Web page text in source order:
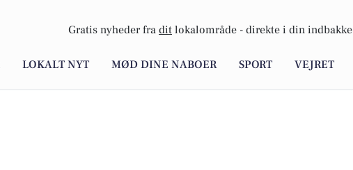
Gratis nyheder fra dit lokalområde - direkte i din indbakke
LOKALT NYT MØD DINE NABOER SPORT VEJRET